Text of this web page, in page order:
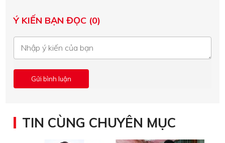
Ý KIẾN BẠN ĐỌC (0)
TIN CÙNG CHUYÊN MỤC